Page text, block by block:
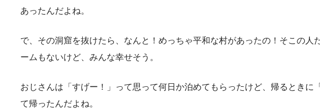
あったんだよね。
で、その洞窟を抜けたら、なんと！めっちゃ平和な村があったの！そこの
ームもないけど、みんな幸せそう。
おじさんは「すげー！」って思って何日か泊めてもらったけど、帰るとき
て帰ったんだよね。